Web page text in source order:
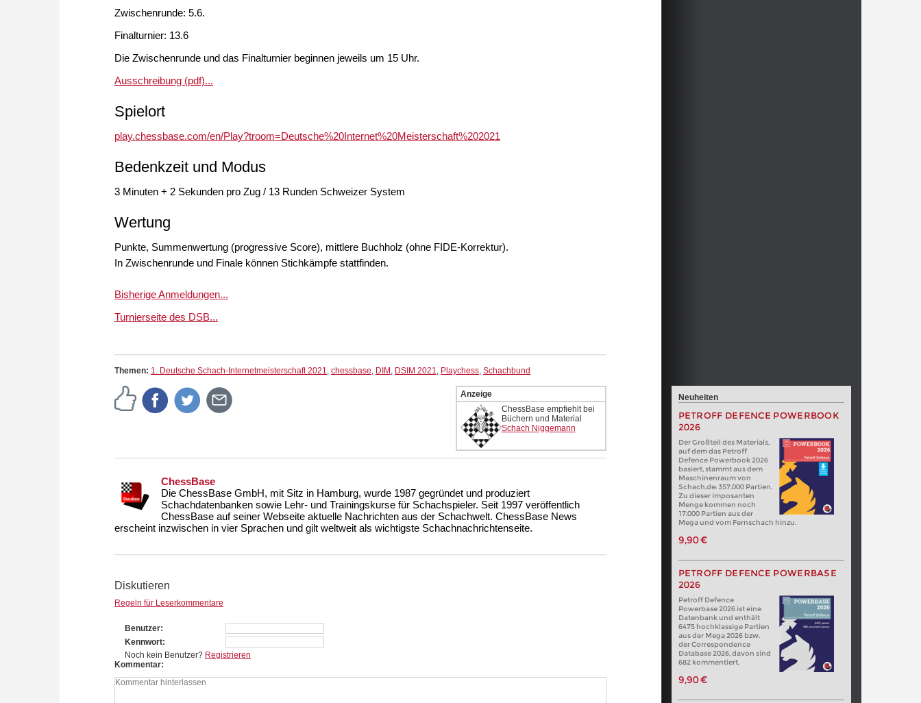
Zwischenrunde: 5.6.
Finalturnier: 13.6
Die Zwischenrunde und das Finalturnier beginnen jeweils um 15 Uhr.
Ausschreibung (pdf)...
Spielort
play.chessbase.com/en/Play?troom=Deutsche%20Internet%20Meisterschaft%202021
Bedenkzeit und Modus
3 Minuten + 2 Sekunden pro Zug / 13 Runden Schweizer System
Wertung
Punkte, Summenwertung (progressive Score), mittlere Buchholz (ohne FIDE-Korrektur).
In Zwischenrunde und Finale können Stichkämpfe stattfinden.
Bisherige Anmeldungen...
Turnierseite des DSB...
Themen: 1. Deutsche Schach-Internetmeisterschaft 2021, chessbase, DIM , DSIM 2021, Playchess, Schachbund
Anzeige
ChessBase empfiehlt bei
Büchern und Material
Schach Niggemann
ChessBase
Die ChessBase GmbH, mit Sitz in Hamburg, wurde 1987 gegründet und produziert
Schachdatenbanken sowie Lehr- und Trainingskurse für Schachspieler. Seit 1997 veröffentlich
ChessBase auf seiner Webseite aktuelle Nachrichten aus der Schachwelt. ChessBase News
erscheint inzwischen in vier Sprachen und gilt weltweit als wichtigste Schachnachrichtenseite.
Diskutieren
Regeln für Leserkommentare
Benutzer
Kennwort
Noch kein Benutzer? Registrieren
Kommentar
Neuheiten
PETROFF DEFENCE POWERBOOK
2026
Der Großteil des Materials,
auf dem das Petroff
Defence Powerbook 2026
basiert, stammt aus dem
Maschinenraum von
Schach.de: 357.000 Partien.
Zu dieser imposanten
Menge kommen noch
17.000 Partien aus der
Mega und vom Fernschach hinzu.
9,90 €
PETROFF DEFENCE POWERBASE
2026
Petroff Defence
Powerbase 2026 ist eine
Datenbank und enthält
6475 hochklassige Partien
aus der Mega 2026 bzw.
der Correspondence
Database 2026, davon sind
682 kommentiert.
9,90 €